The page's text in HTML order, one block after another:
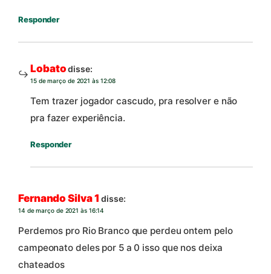
Responder
Lobatodisse:
15 de março de 2021 às 12:08
Tem trazer jogador cascudo, pra resolver e não
pra fazer experiência.
Responder
Fernando Silva 1 disse:
14 de março de 2021 às 16:14
Perdemos pro Rio Branco que perdeu ontem pelo
campeonato deles por 5 a 0 isso que nos deixa
chateados